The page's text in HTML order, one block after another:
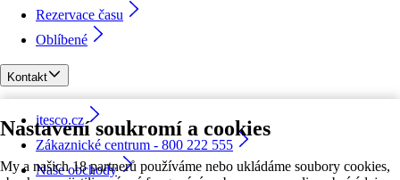
Nastavení soukromí a cookies
My a našich 18 partnerů používáme nebo ukládáme soubory cookies,
Rezervace času
Oblíbené
Kontakt
itesco.cz
Zákaznické centrum - 800 222 555
Naše obchody